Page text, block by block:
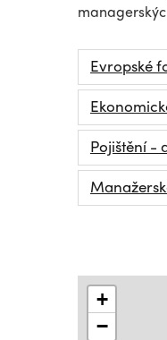
Evropské
Pojištění -
+
−